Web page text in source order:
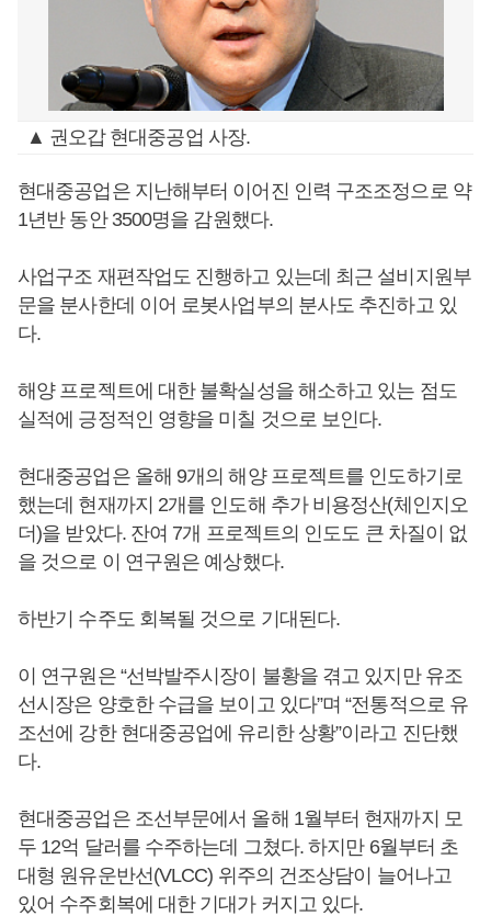
▲ 권오갑 현대중공업 사장.
현대중공업은 지난해부터 이어진 인력 구조조정으로 약
1년반 동안 3500명을 감원했다.
사업구조 재편작업도 진행하고 있는데 최근 설비지원부
문을 분사한데 이어 로봇사업부의 분사도 추진하고 있
다.
해양 프로젝트에 대한 불확실성을 해소하고 있는 점도
실적에 긍정적인 영향을 미칠 것으로 보인다.
현대중공업은 올해 9개의 해양 프로젝트를 인도하기로
했는데 현재까지 2개를 인도해 추가 비용정산(체인지오
더)을 받았다. 잔여 7개 프로젝트의 인도도 큰 차질이 없
을 것으로 이 연구원은 예상했다.
하반기 수주도 회복될 것으로 기대된다.
이 연구원은 “선박발주시장이 불황을 겪고 있지만 유조
선시장은 양호한 수급을 보이고 있다”며 “전통적으로 유
조선에 강한 현대중공업에 유리한 상황”이라고 진단했
다.
현대중공업은 조선부문에서 올해 1월부터 현재까지 모
두 12억 달러를 수주하는데 그쳤다. 하지만 6월부터 초
대형 원유운반선(VLCC) 위주의 건조상담이 늘어나고
있어 수주회복에 대한 기대가 커지고 있다.